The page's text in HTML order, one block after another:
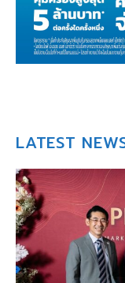
LATEST